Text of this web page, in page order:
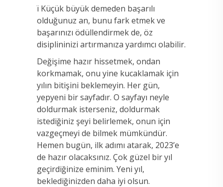
ï Küçük büyük demeden başarılı
olduğunuz an, bunu fark etmek ve
başarınızı ödüllendirmek de, öz
disiplininizi artırmanıza yardımcı olabilir.
Değişime hazır hissetmek, ondan
korkmamak, onu yine kucaklamak için
yılın bitişini beklemeyin. Her gün,
yepyeni bir sayfadır. O sayfayı neyle
doldurmak isterseniz, doldurmak
istediğiniz şeyi belirlemek, onun için
vazgeçmeyi de bilmek mümkündür.
Hemen bugün, ilk adımı atarak, 2023’e
de hazır olacaksınız. Çok güzel bir yıl
geçirdiğinize eminim. Yeni yıl,
beklediğinizden daha iyi olsun.